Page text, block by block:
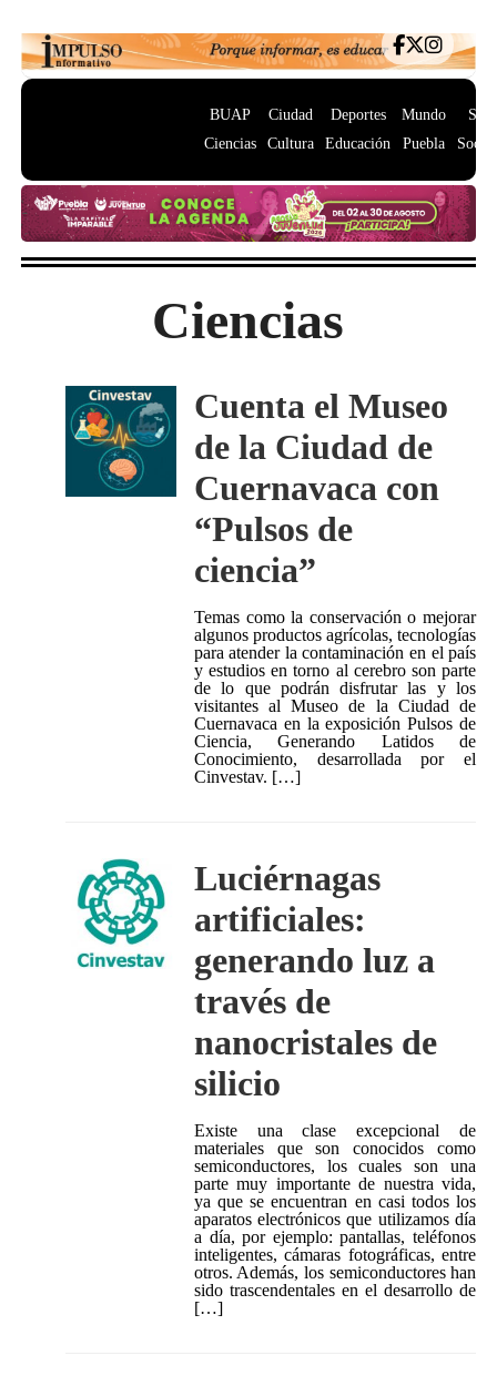
BUAP
Ciencias
Ciudad
Cultura
Deportes
Educación
Mundo
Puebla
Ciencias
Cuenta el Museo
de la Ciudad de
Cuernavaca con
“Pulsos de
ciencia”
Temas como la conservación o mejorar
algunos productos agrícolas, tecnologías
para atender la contaminación en el país
y estudios en torno al cerebro son parte
de lo que podrán disfrutar las y los
visitantes al Museo de la Ciudad de
Cuernavaca en la exposición Pulsos de
Ciencia, Generando Latidos de
Conocimiento, desarrollada por el
Cinvestav. […]
Luciérnagas
artificiales:
generando luz a
través de
nanocristales de
silicio
Existe una clase excepcional de
materiales que son conocidos como
semiconductores, los cuales son una
parte muy importante de nuestra vida,
ya que se encuentran en casi todos los
aparatos electrónicos que utilizamos día
a día, por ejemplo: pantallas, teléfonos
inteligentes, cámaras fotográficas, entre
otros. Además, los semiconductores han
sido trascendentales en el desarrollo de
[…]